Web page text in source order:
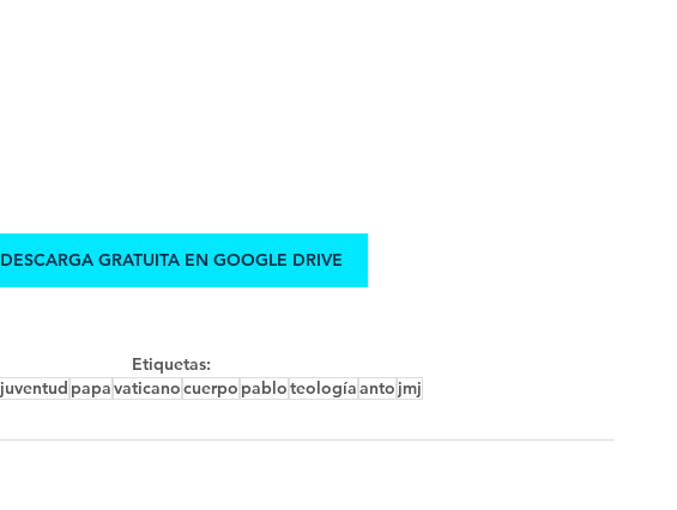
DESCARGA GRATUITA EN GOOGLE DRIVE
Etiquetas:
juventud papavaticanocuerpo pabloteologíaanto jmj